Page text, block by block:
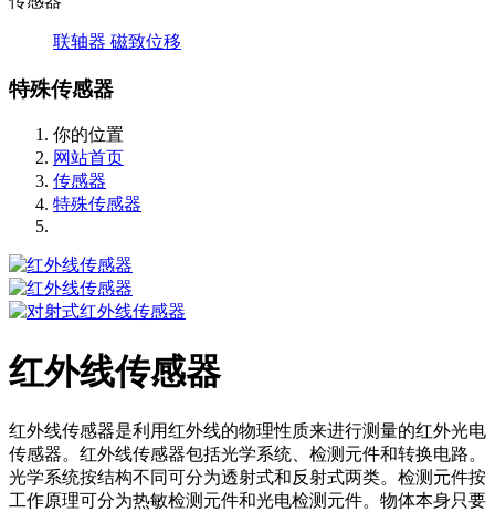
联轴器 磁致位移
特殊传感器
你的位置
网站首页
传感器
特殊传感器
红外线传感器
红外线传感器是利用红外线的物理性质来进行测量的红外光电
传感器。红外线传感器包括光学系统、检测元件和转换电路。
光学系统按结构不同可分为透射式和反射式两类。检测元件按
工作原理可分为热敏检测元件和光电检测元件。物体本身只要